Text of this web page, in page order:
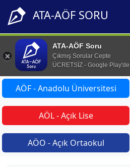
ATA-AÖF SORU
ATA-AÖF Soru
Çıkmış Sorular Cepte
ÜCRETSİZ - Google Play'de
AÖF - Anadolu Üniversitesi
AÖL - Açık Lise
AÖO - Açık Ortaokul